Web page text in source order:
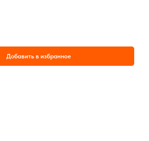
Добавить в избранное